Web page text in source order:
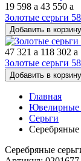
19 598 a 43 550 a
Золотые серьги
Добавить в корзину
47 321 a 118 302 a
Золотые серьги
Добавить в корзину
Главная
Ювелирные
Серьги
Серебряные
Серебряные